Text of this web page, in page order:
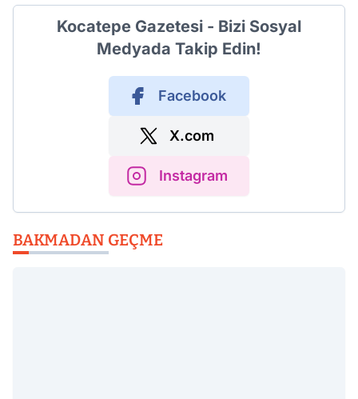
Kocatepe Gazetesi - Bizi Sosyal
Medyada Takip Edin!
Facebook
X.com
Instagram
BAKMADAN GEÇME